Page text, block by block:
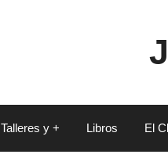
Talleres y + Libros El